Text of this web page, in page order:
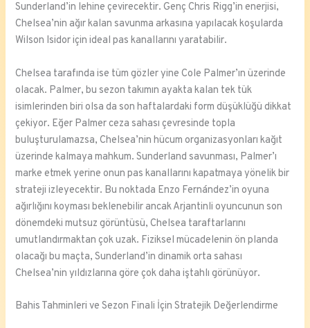
Sunderland’in lehine çevirecektir. Genç Chris Rigg’in enerjisi,
Chelsea’nin ağır kalan savunma arkasına yapılacak koşularda
Wilson Isidor için ideal pas kanallarını yaratabilir.
Chelsea tarafında ise tüm gözler yine Cole Palmer’ın üzerinde
olacak. Palmer, bu sezon takımın ayakta kalan tek tük
isimlerinden biri olsa da son haftalardaki form düşüklüğü dikkat
çekiyor. Eğer Palmer ceza sahası çevresinde topla
buluşturulamazsa, Chelsea’nin hücum organizasyonları kağıt
üzerinde kalmaya mahkum. Sunderland savunması, Palmer’ı
marke etmek yerine onun pas kanallarını kapatmaya yönelik bir
strateji izleyecektir. Bu noktada Enzo Fernández’in oyuna
ağırlığını koyması beklenebilir ancak Arjantinli oyuncunun son
dönemdeki mutsuz görüntüsü, Chelsea taraftarlarını
umutlandırmaktan çok uzak. Fiziksel mücadelenin ön planda
olacağı bu maçta, Sunderland’in dinamik orta sahası
Chelsea’nin yıldızlarına göre çok daha iştahlı görünüyor.
Bahis Tahminleri ve Sezon Finali İçin Stratejik Değerlendirme